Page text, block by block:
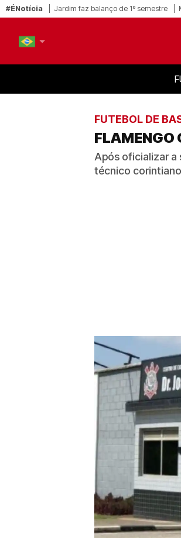
#ÉNotícia Jardim faz balanço de 1º semestre
FUTEBOL DE
FLAMENGO
Após oficializar a
técnico corintiano